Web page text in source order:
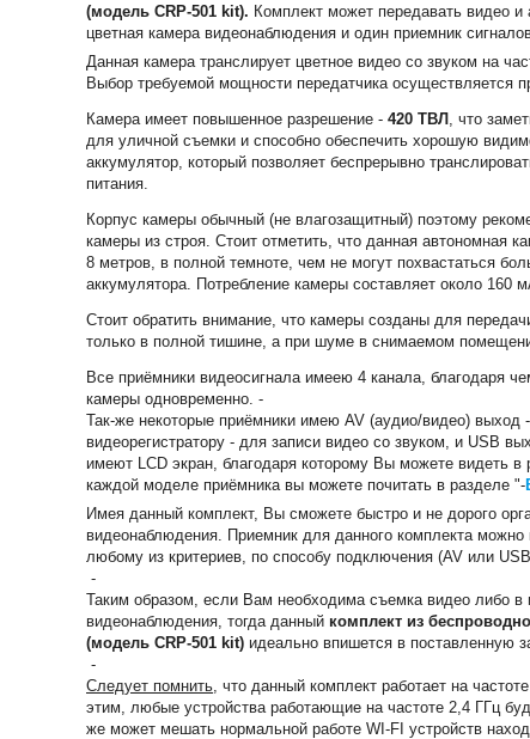
(модель CRP-501 kit). Комплект может передавать видео
цветная камера видеонаблюдения и один приемник
Данная камера транслирует цветное видео со звуком на
Выбор требуемой мощности передатчика осуществляется
Камера имеет повышенное разрешение -420 ТВЛ , что
для уличной съемки и способно обеспечить хорошую
аккумулятор, который позволяет беспрерывно
питания.
Корпус камеры обычный (не влагозащитный) поэтому
камеры из строя. Стоит отметить, что данная автономная
8 метров, в полной темноте, чем не могут похвастаться
аккумулятора. Потребление камеры составляет около 160
Стоит обратить внимание, что камеры созданы для
только в полной тишине, а при шуме в снимаемом
Все приёмники видеосигнала имеею 4 канала, благодаря
камеры одновременно. -
Так-же некоторые приёмники имею AV (аудио/видео) выход
видеорегистратору - для записи видео со звуком, и USB
имеют LCD экран, благодаря которому Вы можете видеть
каждой моделе приёмника вы можете почитать в разделе "-
Имея данный комплект, Вы сможете быстро и не дорого
видеонаблюдения. Приемник для данного комплекта
любому из критериев, по способу подключения (AV или
-
Таким образом, если Вам необходима съемка видео либо в
видеонаблюдения, тогда данный комплект из
(модель CRP-501 kit) идеально впишется в поставленную
-
Следует помнить , что данный комплект работает на
этим, любые устройства работающие на частоте 2,4 ГГц
же может мешать нормальной работе WI-FI устройств